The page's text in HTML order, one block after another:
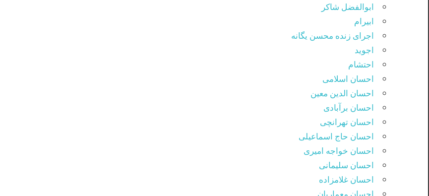
ابوالفضل شاکر
ابیرام
اجرای زنده محسن یگانه
اجوید
احتشام
احسان اسلامی
احسان الدین معین
احسان برآبادی
احسان تهرانچی
احسان حاج اسماعیلی
احسان خواجه امیری
احسان سلیمانی
احسان غلامزاده